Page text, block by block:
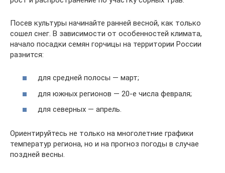
Посев культуры начинайте ранней весной, как только
сошел снег. В зависимости от особенностей климата,
начало посадки семян горчицы на территории России
разнится:
для средней полосы — март;
для южных регионов — 20-е числа февраля;
для северных — апрель.
Ориентируйтесь не только на многолетние графики
температур региона, но и на прогноз погоды в случае
поздней весны.